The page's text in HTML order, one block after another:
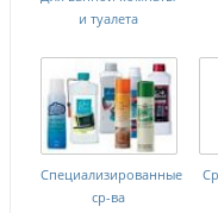
и туалета
Специализированные
ср-ва